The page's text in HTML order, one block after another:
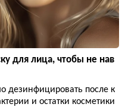
для лица, чтобы не нав
дезинфицировать после к
и остатки косметики